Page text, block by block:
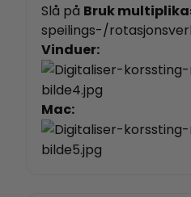
Slå på Bruk
speilings-/
Vinduer:
Mac: